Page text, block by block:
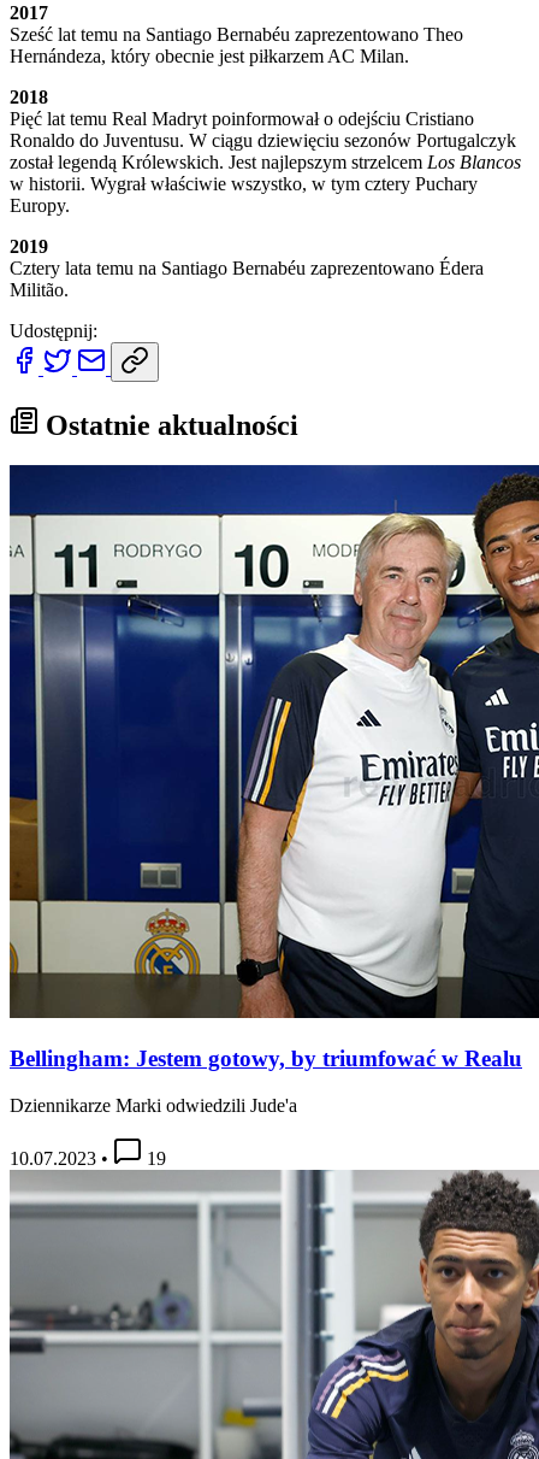
2017
Sześć lat temu na Santiago Bernabéu zaprezentowano Theo
Hernándeza, który obecnie jest piłkarzem AC Milan.
2018
Pięć lat temu Real Madryt poinformował o odejściu Cristiano
Ronaldo do Juventusu. W ciągu dziewięciu sezonów Portugalczyk
został legendą Królewskich. Jest najlepszym strzelcem Los Blancos
w historii. Wygrał właściwie wszystko, w tym cztery Puchary
Europy.
2019
Cztery lata temu na Santiago Bernabéu zaprezentowano Édera
Militão.
Udostępnij:
Ostatnie aktualności
Bellingham: Jestem gotowy, by triumfować w Realu
Dziennikarze Marki odwiedzili Jude'a
10.07.2023 • 19